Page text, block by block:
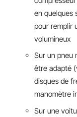
en quelques
pour remplir
volumineux
Sur un pneu
être adapté
disques de
manomètre
Sur une